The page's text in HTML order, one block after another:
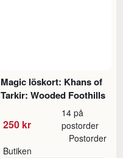
Magic löskort: Khans of
Tarkir: Wooded Foothills
250 kr
14 på
postorder
Butiken
Postorder